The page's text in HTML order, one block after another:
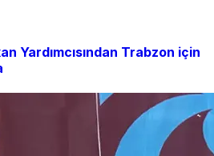
Yardımcısından Trabzon için